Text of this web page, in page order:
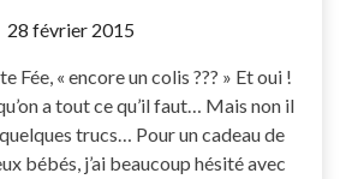
by
28 février 2015
Fée, « encore un colis ??? » Et oui !
a tout ce qu’il faut… Mais non il
trucs… Pour un cadeau de
bébés, j’ai beaucoup hésité avec